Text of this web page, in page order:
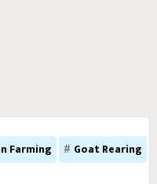
Farming
Goat Rearing